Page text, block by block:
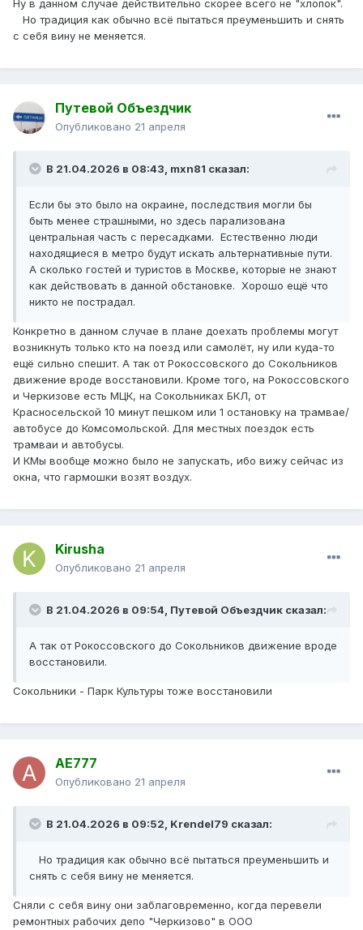
Ну в данном случае действительно скорее всего не "хлопок".
Но традиция как обычно всё пытаться преуменьшить и снять
с себя вину не меняется.
Путевой Объездчик
Опубликовано 21 апреля
В 21.04.2026 в 08:43, mxn81 сказал:
Если бы это было на окраине, последствия могли бы
быть менее страшными, но здесь парализована
центральная часть с пересадками. Естественно люди
находящиеся в метро будут искать альтернативные пути.
А сколько гостей и туристов в Москве, которые не знают
как действовать в данной обстановке. Хорошо ещё что
никто не пострадал.
Конкретно в данном случае в плане доехать проблемы могут
возникнуть только кто на поезд или самолёт, ну или куда-то
ещё сильно спешит. А так от Рокоссовского до Сокольников
движение вроде восстановили. Кроме того, на Рокоссовского
и Черкизове есть МЦК, на Сокольниках БКЛ, от
Красносельской 10 минут пешком или 1 остановку на трамвае/
автобусе до Комсомольской. Для местных поездок есть
трамваи и автобусы.
И КМы вообще можно было не запускать, ибо вижу сейчас из
окна, что гармошки возят воздух.
Kirusha
Опубликовано 21 апреля
В 21.04.2026 в 09:54, Путевой Объездчик сказал:
А так от Рокоссовского до Сокольников движение вроде
восстановили.
Сокольники - Парк Культуры тоже восстановили
AE777
Опубликовано 21 апреля
В 21.04.2026 в 09:52, Krendel79 сказал:
Но традиция как обычно всё пытаться преуменьшить и
снять с себя вину не меняется.
Сняли с себя вину они заблаговременно, когда перевели
ремонтных рабочих депо "Черкизово" в ООО